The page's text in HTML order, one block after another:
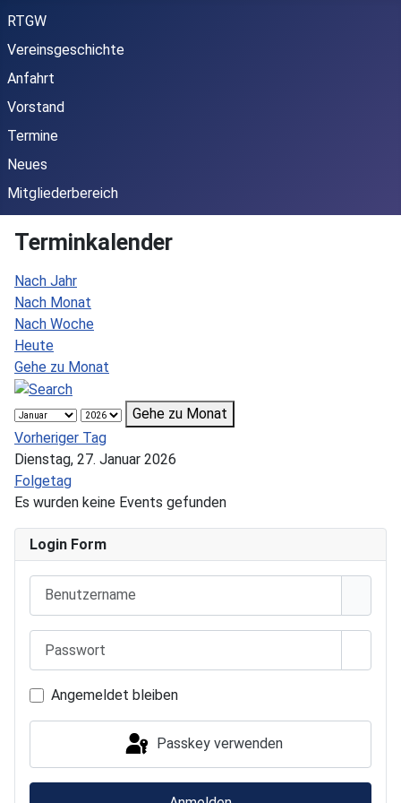
RTGW
Vereinsgeschichte
Anfahrt
Vorstand
Termine
Neues
Mitgliederbereich
Terminkalender
Nach Jahr
Nach Monat
Nach Woche
Heute
Gehe zu Monat
Gehe zu Monat
Vorheriger Tag
Dienstag, 27. Januar 2026
Folgetag
Es wurden keine Events gefunden
Login Form
Angemeldet bleiben
Passkey verwenden